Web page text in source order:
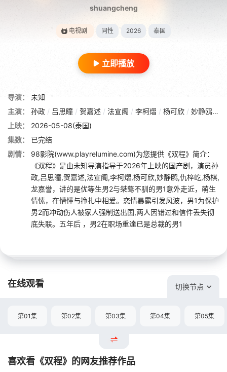
shuangcheng
电视剧 同性 2026 泰国
立即播放
导演：
未知
主演：
孙政 / 吕思瞳 / 贺嘉述 / 法宣阁 / 李柯熠 / 杨可欣 / 妙静鸥 /
上映：
2026-05-08(泰国)
集数：
已完结
剧情：
98影院(www.playrelumine.com)为您提供《双程》简介：
《双程》是由未知导演指导于2026年上映的国产剧，演员孙
政,吕思瞳,贺嘉述,法宣阁,李柯熠,杨可欣,妙静鸥,仇梓屹,杨棋,
龙嘉誉，讲的是优等生男2与桀骜不驯的男1意外走近，萌生
情愫，在懵懂与挣扎中相爱。恋情暴露引发风波，男1为保护
男2而冲动伤人被家人强制送出国,两人因错过和信件丢失彻
底失联。五年后 ，男2在职场重達已是总裁的男1
在线观看 切换节点
第01集 第02集 第03集 第04集 第05集
喜欢看《双程》的网友推荐作品